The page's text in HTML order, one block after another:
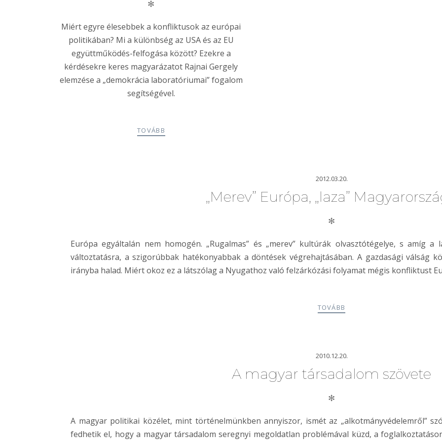
✻
Miért egyre élesebbek a konfliktusok az európai
politikában? Mi a különbség az USA és az EU
együttműködés-felfogása között? Ezekre a
kérdésekre keres magyarázatot Rajnai Gergely
elemzése a „demokrácia laboratóriumai” fogalom
segítségével.
TOVÁBB
2012.03.20.
„Merev” Európa, „laza”
✻
Európa egyáltalán nem homogén. „Rugalmas” és „merev” kultúrák olvasztótégelye, s amíg
változtatásra, a szigorúbbak hatékonyabbak a döntések végrehajtásában. A gazdasági válság
irányba halad. Miért okoz ez a látszólag a Nyugathoz való felzárkózási folyamat mégis konfliktust
TOVÁBB
2010.12.20.
A magyar társadalom szövete
✻
A magyar politikai közélet, mint történelmünkben annyiszor, ismét az „alkotmányvédelemről”
fedhetik el, hogy a magyar társadalom seregnyi megoldatlan problémával küzd, a